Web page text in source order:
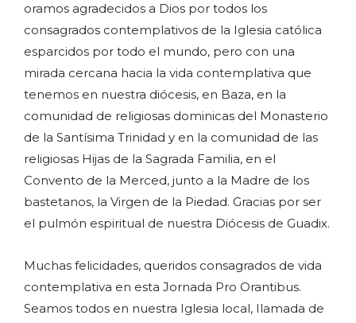
oramos agradecidos a Dios por todos los
consagrados contemplativos de la Iglesia católica
esparcidos por todo el mundo, pero con una
mirada cercana hacia la vida contemplativa que
tenemos en nuestra diócesis, en Baza, en la
comunidad de religiosas dominicas del Monasterio
de la Santísima Trinidad y en la comunidad de las
religiosas Hijas de la Sagrada Familia, en el
Convento de la Merced, junto a la Madre de los
bastetanos, la Virgen de la Piedad. Gracias por ser
el pulmón espiritual de nuestra Diócesis de Guadix.
Muchas felicidades, queridos consagrados de vida
contemplativa en esta Jornada Pro Orantibus.
Seamos todos en nuestra Iglesia local, Ilamada de